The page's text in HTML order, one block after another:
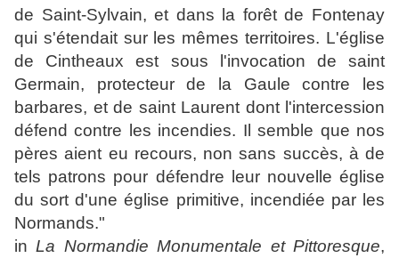
de Saint-Sylvain, et dans la forêt de Fontenay
qui s'étendait sur les mêmes territoires. L'église
de Cintheaux est sous l'invocation de saint
Germain, protecteur de la Gaule contre les
barbares, et de saint Laurent dont l'intercession
défend contre les incendies. Il semble que nos
pères aient eu recours, non sans succès, à de
tels patrons pour défendre leur nouvelle église
du sort d'une église primitive, incendiée par les
Normands."
inLa Normandie Monumentale et Pittoresque,